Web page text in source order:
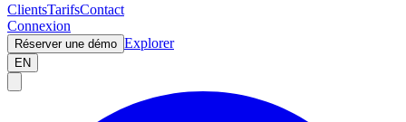
ClientsTarifsContact
Connexion
Réserver une démo Explorer
EN